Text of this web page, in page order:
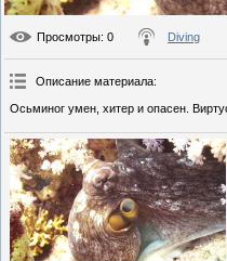
Просмотры: 0 Diving
Описание материала:
Осьминог умен, хитер и опасен.